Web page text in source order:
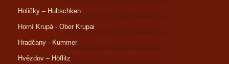
Holičky – Hultschken
Horní Krupá - Ober Krupai
Hradčany - Kummer
Hvězdov – Höflitz